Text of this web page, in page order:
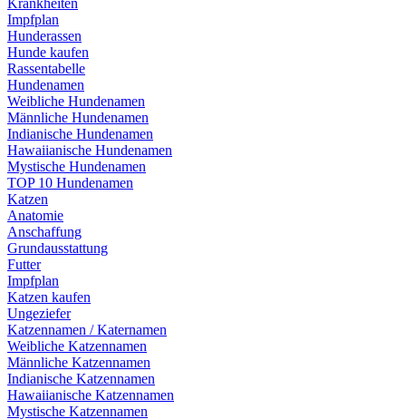
Krankheiten
Impfplan
Hunderassen
Hunde kaufen
Rassentabelle
Hundenamen
Weibliche Hundenamen
Männliche Hundenamen
Indianische Hundenamen
Hawaiianische Hundenamen
Mystische Hundenamen
TOP 10 Hundenamen
Katzen
Anatomie
Anschaffung
Grundausstattung
Futter
Impfplan
Katzen kaufen
Ungeziefer
Katzennamen / Katernamen
Weibliche Katzennamen
Männliche Katzennamen
Indianische Katzennamen
Hawaiianische Katzennamen
Mystische Katzennamen